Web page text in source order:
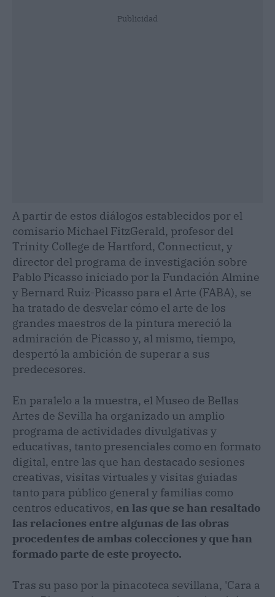
Publicidad
A partir de estos diálogos establecidos por el
comisario Michael FitzGerald, profesor del
Trinity College de Hartford, Connecticut, y
director del programa de investigación sobre
Pablo Picasso iniciado por la Fundación Almine
y Bernard Ruiz-Picasso para el Arte (FABA), se
ha tratado de desvelar cómo el arte de los
grandes maestros de la pintura mereció la
admiración de Picasso y, al mismo, tiempo,
despertó la ambición de superar a sus
predecesores.
En paralelo a la muestra, el Museo de Bellas
Artes de Sevilla ha organizado un amplio
programa de actividades divulgativas y
educativas, tanto presenciales como en formato
digital, entre las que han destacado sesiones
creativas, visitas virtuales y visitas guiadas
tanto para público general y familias como
centros educativos, en las que se han resaltado
las relaciones entre algunas de las obras
procedentes de ambas colecciones y que han
formado parte de este proyecto.
Tras su paso por la pinacoteca sevillana, 'Cara a